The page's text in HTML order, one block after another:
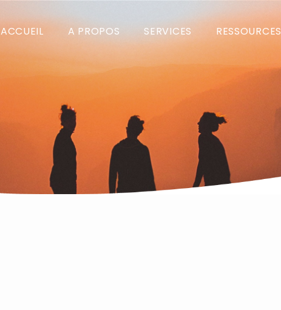
ACCUEIL A PROPOS SERVICES RESSOURCES